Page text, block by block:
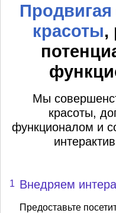
красоты,
Мы
красоты,
функционалом и
1 Внедряем
Предоставьте